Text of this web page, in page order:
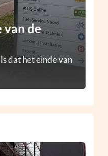
van de
dat het einde van